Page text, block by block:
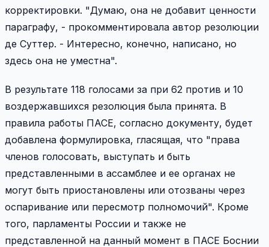
корректировки. "Думаю, она не добавит ценности
параграфу, - прокомментировала автор резолюции
де Суттер. - Интересно, конечно, написано, но
здесь она не уместна".
В результате 118 голосами за при 62 против и 10
воздержавшихся резолюция была принята. В
правила работы ПАСЕ, согласно документу, будет
добавлена формулировка, гласящая, что "права
членов голосовать, выступать и быть
представленными в ассамблее и ее органах не
могут быть приостановлены или отозваны через
оспаривание или пересмотр полномочий". Кроме
того, парламенты России и также не
представленной на данный момент в ПАСЕ Боснии